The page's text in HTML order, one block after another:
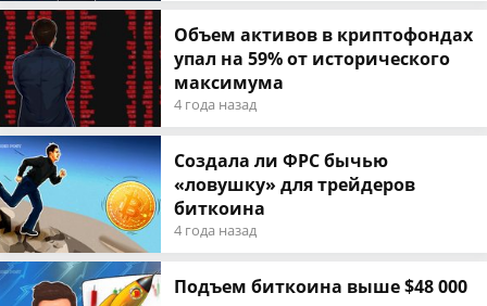
Объем активов в криптофондах
упал на 59% от исторического
максимума
4 года назад
Создала ли ФРС бычью
«ловушку» для трейдеров
биткоина
4 года назад
Подъем биткоина выше $48 000